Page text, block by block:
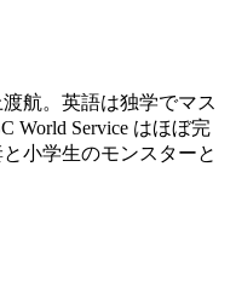
航。英語は独学でマス
World Service はほぼ完
小学生のモンスターと